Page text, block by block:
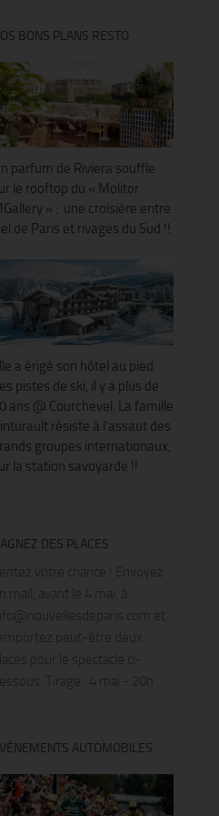
BONS PLANS RESTO
parfum de Riviera souffle
le rooftop du « Molitor
» : une croisière entre
de Paris et rivages du Sud !!
a érigé son hôtel au pied
pistes de ski, il y a plus de
ans @ Courchevel. La famille
résiste à l’assaut des
groupes internationaux,
la station savoyarde !!
DES PLACES
votre chance ! Envoyez
un mail, avant le 4 mai, à
info@nouvellesdeparis.com et
peut-être deux
places pour le spectacle ci-
Tirage : 4 mai - 20h
AUTOMOBILES